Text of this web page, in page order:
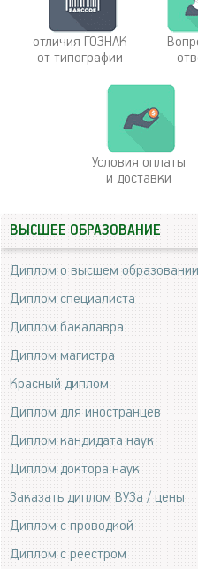
отличия ГОЗНАК
от типографии
Условия оплаты
и доставки
ВЫСШЕЕ ОБРАЗОВАНИЕ
Диплом о высшем образовании
Диплом специалиста
Диплом бакалавра
Диплом магистра
Красный диплом
Диплом для иностранцев
Диплом кандидата наук
Диплом доктора наук
Заказать диплом ВУЗа / цены
Диплом с проводкой
Диплом с реестром